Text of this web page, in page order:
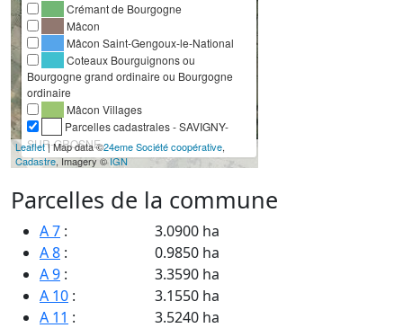
Crémant de Bourgogne
Mâcon
Mâcon Saint-Gengoux-le-National
Coteaux Bourguignons ou
Bourgogne grand ordinaire ou Bourgogne
ordinaire
Mâcon Villages
Parcelles cadastrales - SAVIGNY-
SUR-GROSNE
Leaflet| Map data ©24eme Société coopérative,
Cadastre, Imagery ©IGN
Parcelles de la commune
A 7 :
3.0900 ha
A 8 :
0.9850 ha
A 9 :
3.3590 ha
A 10 :
3.1550 ha
A 11 :
3.5240 ha